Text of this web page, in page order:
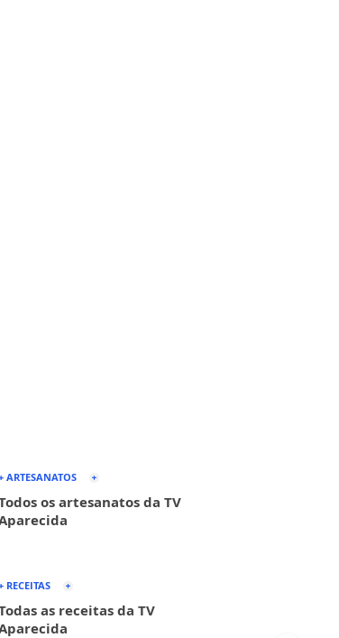
ARTESANATOS
os artesanatos da TV
RECEITAS
as receitas da TV